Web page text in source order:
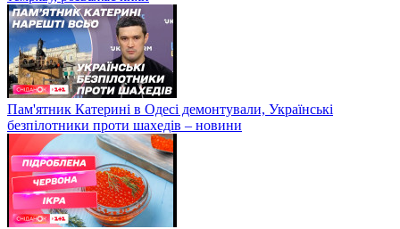
Пам'ятник Катерині в Одесі демонтували, Українські
безпілотники проти шахедів – новини